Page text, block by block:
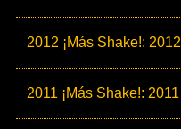
2012 ¡Más Shake!: 2012
2011 ¡Más Shake!: 2011